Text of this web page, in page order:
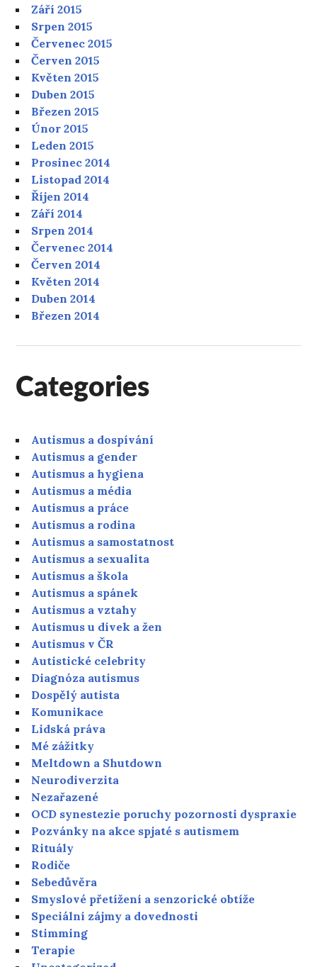
Září 2015
Srpen 2015
Červenec 2015
Červen 2015
Květen 2015
Duben 2015
Březen 2015
Únor 2015
Leden 2015
Prosinec 2014
Listopad 2014
Říjen 2014
Září 2014
Srpen 2014
Červenec 2014
Červen 2014
Květen 2014
Duben 2014
Březen 2014
Categories
Autismus a dospívání
Autismus a gender
Autismus a hygiena
Autismus a média
Autismus a práce
Autismus a rodina
Autismus a samostatnost
Autismus a sexualita
Autismus a škola
Autismus a spánek
Autismus a vztahy
Autismus u dívek a žen
Autismus v ČR
Autistické celebrity
Diagnóza autismus
Dospělý autista
Komunikace
Lidská práva
Mé zážitky
Meltdown a Shutdown
Neurodiverzita
Nezařazené
OCD synestezie poruchy pozornosti dyspraxie
Pozvánky na akce spjaté s autismem
Rituály
Rodiče
Sebedůvěra
Smyslové přetížení a senzorické obtíže
Speciální zájmy a dovednosti
Stimming
Terapie